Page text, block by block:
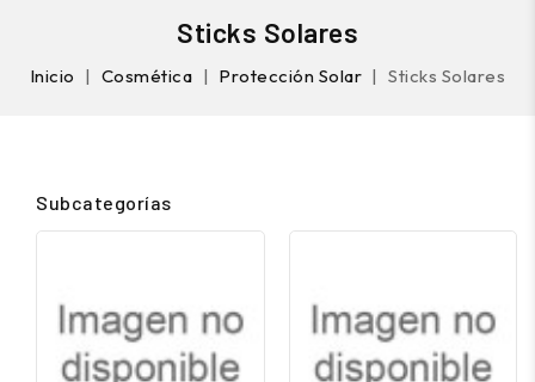
Sticks Solares
Inicio Cosmética Protección Solar Sticks Solares
Subcategorías